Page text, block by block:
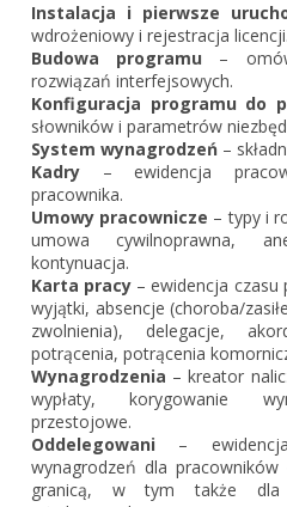
Instalacja i pierwsze
wdrożeniowy i rejestracja licencji.
Budowa programu –
rozwiązań interfejsowych.
Konfiguracja programu do
słowników i parametrów
System wynagrodzeń –
Kadry – ewidencja
pracownika.
Umowy pracownicze – typy i
umowa cywilnoprawna,
kontynuacja.
Karta pracy – ewidencja czasu
wyjątki, absencje (choroba/
zwolnienia), delegacje,
potrącenia, potrącenia
Wynagrodzenia – kreator
wypłaty, korygowanie
przestojowe.
Oddelegowani –
wynagrodzeń dla
granicą, w tym także dla